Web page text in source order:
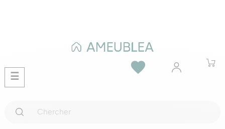
Basculer
la
☰
favorite